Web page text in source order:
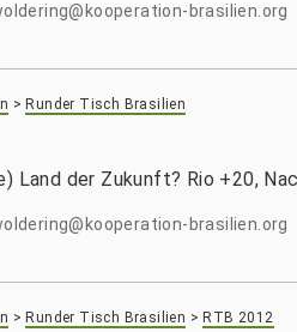
brasilien.org
> Runder Tisch Brasilien
Land der Zukunft? Rio +20,
brasilien.org
> Runder Tisch Brasilien > RTB 2012